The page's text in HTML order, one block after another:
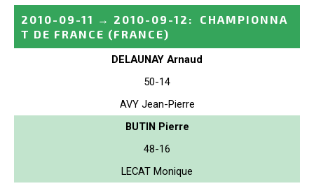
2010-09-11 → 2010-09-12 :
CHAMPIONNA
T DE FRANCE (FRANCE)
DELAUNAY Arnaud
50-14
AVY Jean-Pierre
BUTIN Pierre
48-16
LECAT Monique